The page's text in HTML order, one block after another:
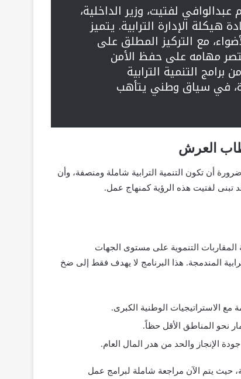
لفتيت، وزير الداخلية،
هيكلة الإدارة الترابية. يتميز
مع التركيز المطلق على
مهامه على حفظ الأمن
التنمية الترابية
في سياق وطني يتأهب
أن تكون التنمية الترابية شاملة ومنصفة، وأن
تبنى لفتيت هذه الرؤية كمنهاج عمل.
المقاربات التنموية على مستوى الجهات
المندمجة. هذا البرنامج لا يهدف فقط إلى ضخ
الاستراتيجيات الوطنية الكبرى.
نحو المناطق الأقل حظاً.
الإنجاز والحد من هدر المال العام.
حيث يتم الآن مراجعة شاملة لبرامج عمل